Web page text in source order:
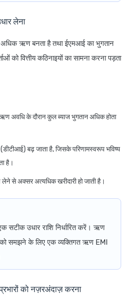
लेना
ऋण बनता है तथा ईएमआई का भुगतान
को वित्तीय कठिनाइयों का सामना करना पड़ता
अवधि के दौरान कुल ब्याज भुगतान अधिक होता
बढ़ जाता है, जिसके परिणामस्वरूप भविष्य
है।
से अक्सर अत्यधिक खरीदारी हो जाती है।
उधार राशि निर्धारित करें। ऋण
को समझने के लिए एक व्यक्तिगत ऋण EMI
को नज़रअंदाज़ करना